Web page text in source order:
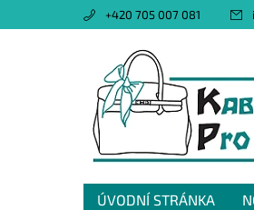
+420 705 007 081
ÚVODNÍ STRÁNKA